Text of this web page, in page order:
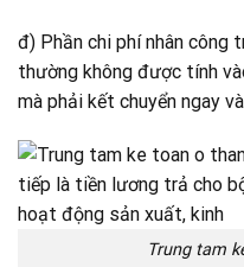
đ) Phần chi phí nhân
thường không được tính
mà phải kết chuyển ngay
Trung tam